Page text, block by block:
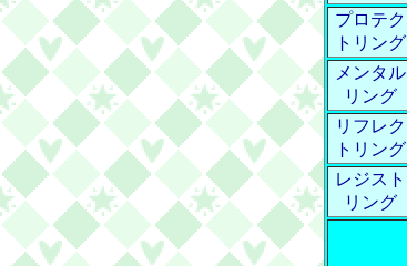
プロテク
トリング
メンタル
リング
リフレク
トリング
レジスト
リング